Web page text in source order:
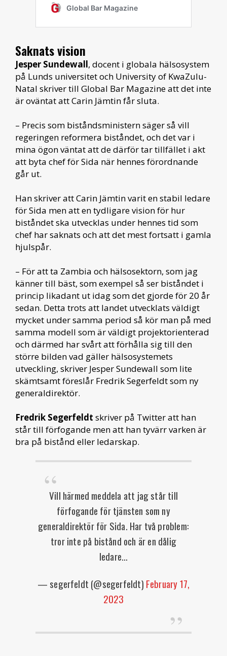
Saknats vision
Jesper Sundewall, docent i globala hälsosystem
på Lunds universitet och University of KwaZulu-
Natal skriver till Global Bar Magazine att det inte
är oväntat att Carin Jämtin får sluta.
– Precis som biståndsministern säger så vill
regeringen reformera biståndet, och det var i
mina ögon väntat att de därför tar tillfället i akt
att byta chef för Sida när hennes förordnande
går ut.
Han skriver att Carin Jämtin varit en stabil ledare
för Sida men att en tydligare vision för hur
biståndet ska utvecklas under hennes tid som
chef har saknats och att det mest fortsatt i gamla
hjulspår.
– För att ta Zambia och hälsosektorn, som jag
känner till bäst, som exempel så ser biståndet i
princip likadant ut idag som det gjorde för 20 år
sedan. Detta trots att landet utvecklats väldigt
mycket under samma period så kör man på med
samma modell som är väldigt projektorienterad
och därmed har svårt att förhålla sig till den
större bilden vad gäller hälsosystemets
utveckling, skriver Jesper Sundewall som lite
skämtsamt föreslår Fredrik Segerfeldt som ny
generaldirektör.
Fredrik Segerfeldt skriver på Twitter att han
står till förfogande men att han tyvärr varken är
bra på bistånd eller ledarskap.
Vill härmed meddela att jag står till
förfogande för tjänsten som ny
generaldirektör för Sida. Har två problem:
tror inte på bistånd och är en dålig
ledare…
— segerfeldt (@segerfeldt) February 17,
2023